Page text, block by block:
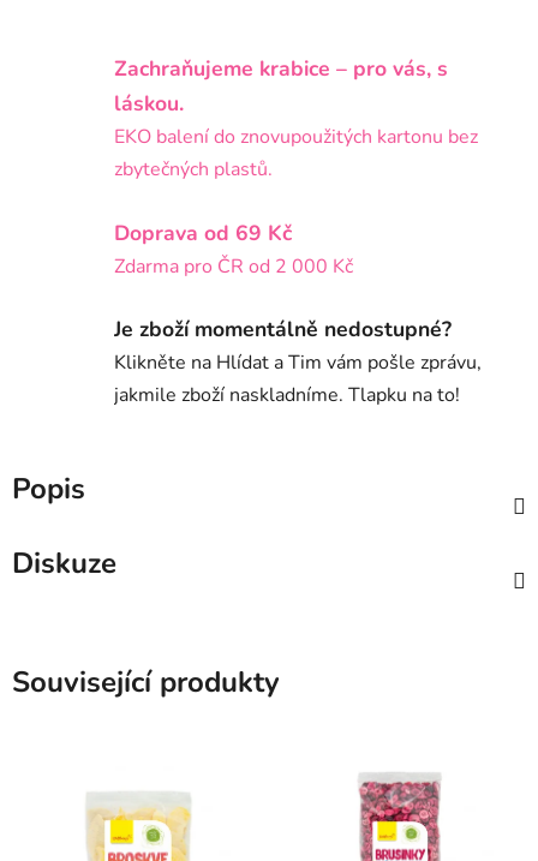
Zachraňujeme krabice – pro vás, s
láskou.
EKO balení do znovupoužitých kartonu bez
zbytečných plastů.
Doprava od 69 Kč
Zdarma pro ČR od 2 000 Kč
Je zboží momentálně nedostupné?
Klikněte na Hlídat a Tim vám pošle zprávu,
jakmile zboží naskladníme. Tlapku na to!
Popis
Diskuze
Související produkty